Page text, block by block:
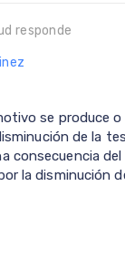
responde
se produce
de la
consecuencia
la disminución